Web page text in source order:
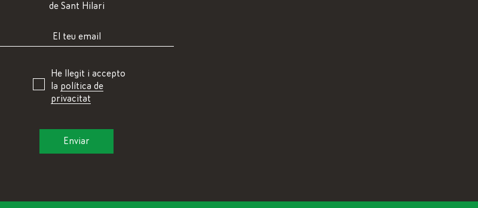
de Sant Hilari
He llegit i accepto
la política de
privacitat